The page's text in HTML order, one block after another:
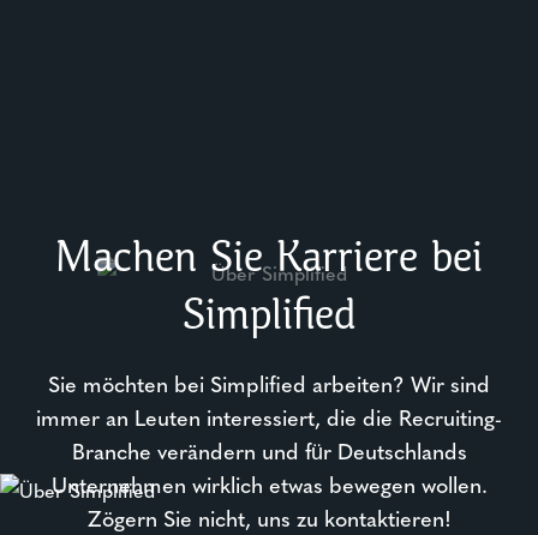
Machen Sie Karriere bei
Simplified
Sie möchten bei Simplified arbeiten? Wir sind
immer an Leuten interessiert, die die Recruiting-
Branche verändern und für Deutschlands
Unternehmen wirklich etwas bewegen wollen.
Zögern Sie nicht, uns zu kontaktieren!